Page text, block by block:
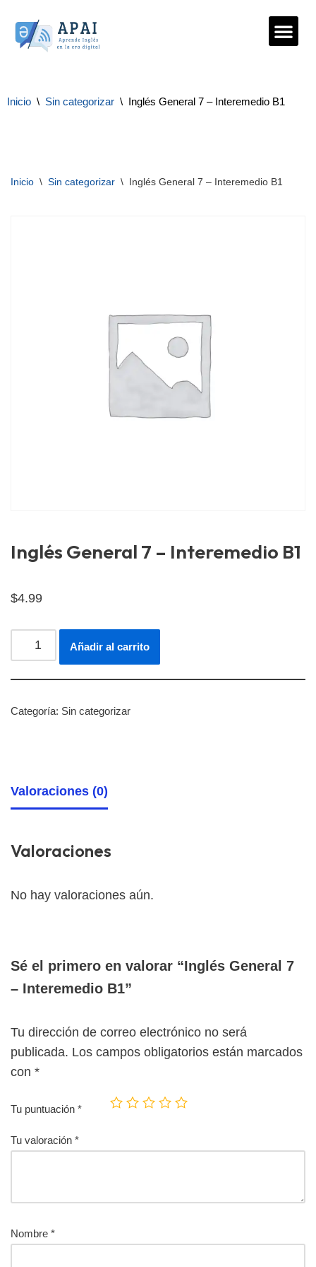
Saltar
Inicio \ Sin categorizar \ Inglés General 7 – Interemedio B1
Inicio \ Sin categorizar \ Inglés General 7 – Interemedio B1
Inglés General 7 – Interemedio B1
$4.99
Añadir al carrito
Categoría: Sin categorizar
Valoraciones (0)
Valoraciones
No hay valoraciones aún.
Sé el primero en valorar “Inglés General 7
– Interemedio B1”
Tu dirección de correo electrónico no será
publicada. Los campos obligatorios están marcados
con *
Tu puntuación *
Tu valoración *
Nombre *